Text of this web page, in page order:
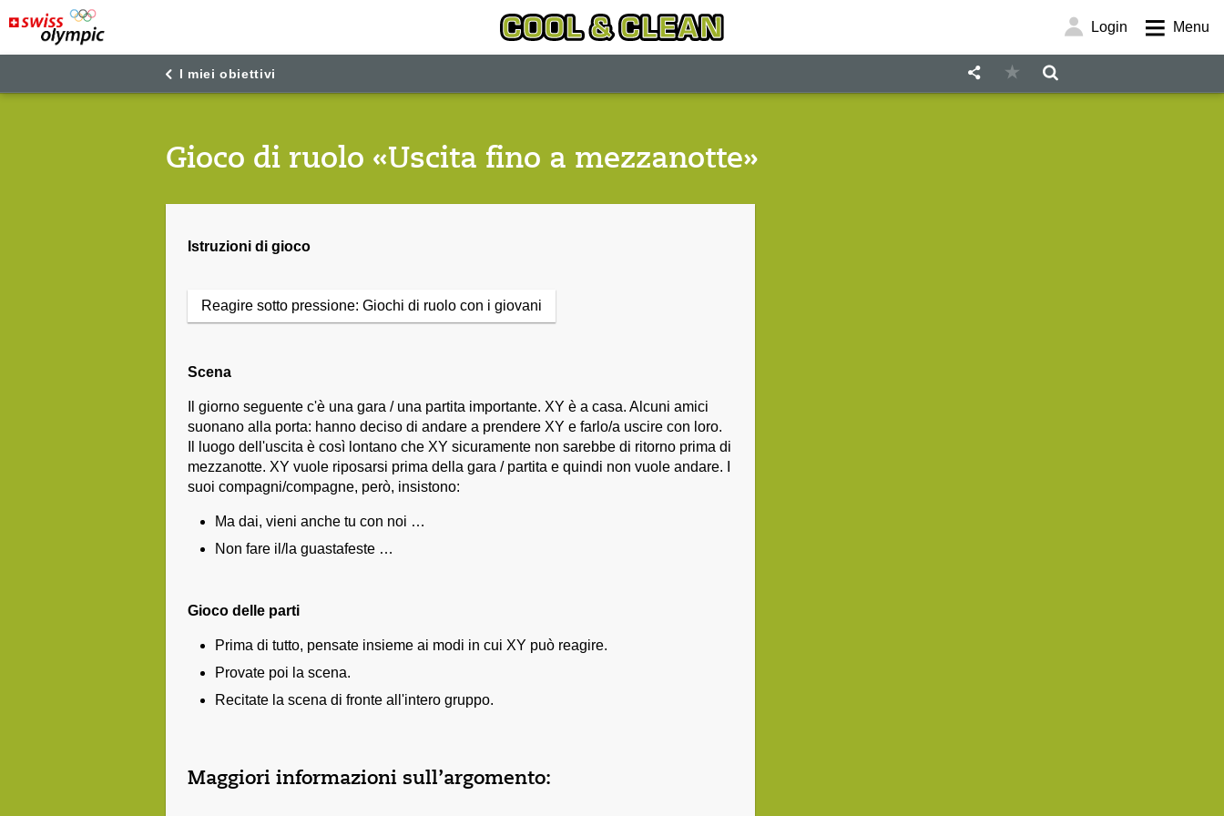
Login
Menu
I miei obiettivi
Gioco di ruolo «Uscita fino a mezzanotte»
Istruzioni di gioco
Reagire sotto pressione: Giochi di ruolo con i giovani
Scena
Il giorno seguente c'è una gara / una partita importante. XY è a casa. Alcuni amici
suonano alla porta: hanno deciso di andare a prendere XY e farlo/a uscire con loro.
Il luogo dell'uscita è così lontano che XY sicuramente non sarebbe di ritorno prima di
mezzanotte. XY vuole riposarsi prima della gara / partita e quindi non vuole andare. I
suoi compagni/compagne, però, insistono:
Ma dai, vieni anche tu con noi …
Non fare il/la guastafeste …
Gioco delle parti
Prima di tutto, pensate insieme ai modi in cui XY può reagire.
Provate poi la scena.
Recitate la scena di fronte all'intero gruppo.
Maggiori informazioni sull’argomento: